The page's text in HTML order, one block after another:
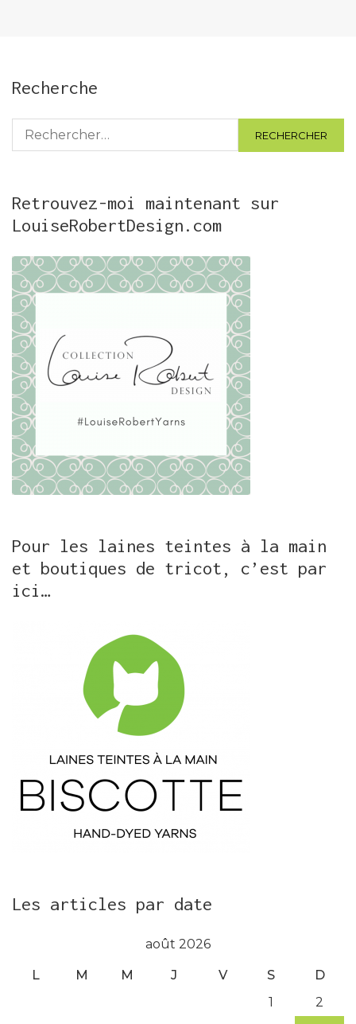
Recherche
Rechercher :
Retrouvez-moi maintenant sur
LouiseRobertDesign.com
Pour les laines teintes à la main
et boutiques de tricot, c’est par
ici…
Les articles par date
août 2026
L M M J V S
D
1
2